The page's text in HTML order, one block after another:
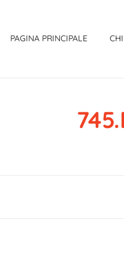
PAGINA PRINCIPALE